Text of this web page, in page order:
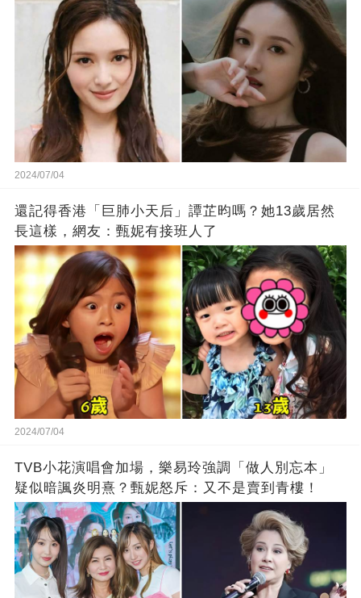
2024/07/04
還記得香港「巨肺小天后」譚芷昀嗎？她13歲居然
長這樣，網友：甄妮有接班人了
2024/07/04
TVB小花演唱會加場，樂易玲強調「做人別忘本」
疑似暗諷炎明熹？甄妮怒斥：又不是賣到青樓！